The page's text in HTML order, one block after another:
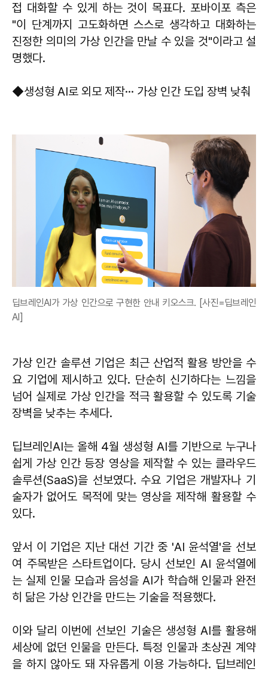
접 대화할 수 있게 하는 것이 목표다. 포바이포 측은
"이 단계까지 고도화하면 스스로 생각하고 대화하는
진정한 의미의 가상 인간을 만날 수 있을 것"이라고 설
명했다.
◆생성형 AI로 외모 제작··· 가상 인간 도입 장벽 낮춰
딥브레인AI가 가상 인간으로 구현한 안내 키오스크. [사진=딥브레인
AI]
가상 인간 솔루션 기업은 최근 산업적 활용 방안을 수
요 기업에 제시하고 있다. 단순히 신기하다는 느낌을
넘어 실제로 가상 인간을 적극 활용할 수 있도록 기술
장벽을 낮추는 추세다.
딥브레인AI는 올해 4월 생성형 AI를 기반으로 누구나
쉽게 가상 인간 등장 영상을 제작할 수 있는 클라우드
솔루션(SaaS)을 선보였다. 수요 기업은 개발자나 기
술자가 없어도 목적에 맞는 영상을 제작해 활용할 수
있다.
앞서 이 기업은 지난 대선 기간 중 'AI 윤석열'을 선보
여 주목받은 스타트업이다. 당시 선보인 AI 윤석열에
는 실제 인물 모습과 음성을 AI가 학습해 인물과 완전
히 닮은 가상 인간을 만드는 기술을 적용했다.
이와 달리 이번에 선보인 기술은 생성형 AI를 활용해
세상에 없던 인물을 만든다. 특정 인물과 초상권 계약
을 하지 않아도 돼 자유롭게 이용 가능하다. 딥브레인